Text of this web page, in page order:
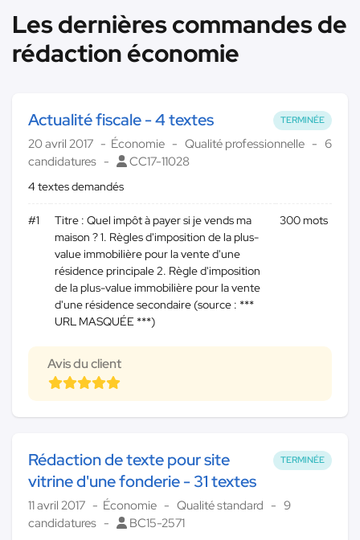
Les dernières commandes de
rédaction économie
TERMINÉE
Actualité fiscale - 4 textes
20 avril 2017 Économie Qualité professionnelle
6
candidatures
CC17-11028
4 textes demandés
#1
Titre : Quel impôt à payer si je vends ma
maison ? 1. Règles d'imposition de la plus-
value immobilière pour la vente d'une
résidence principale 2. Règle d'imposition
de la plus-value immobilière pour la vente
d'une résidence secondaire (source : ***
URL MASQUÉE ***)
300 mots
Avis du client
TERMINÉE
Rédaction de texte pour site
vitrine d'une fonderie - 31 textes
11 avril 2017 Économie Qualité standard
9
candidatures
BC15-2571